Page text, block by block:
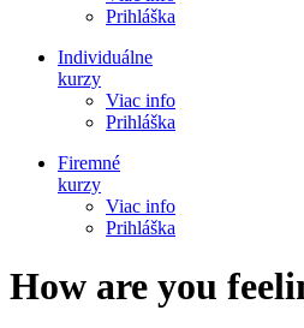
Prihláška
Individuálne
kurzy
Viac info
Prihláška
Firemné
kurzy
Viac info
Prihláška
How are you